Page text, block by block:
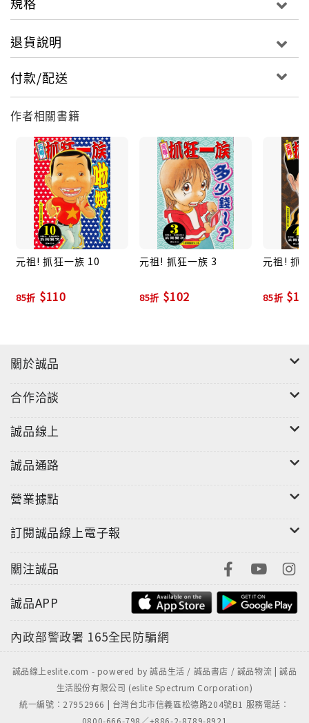
退貨說明
付款/配送
作者相關書籍
元祖! 抓狂一族 10
85折 $110
元祖! 抓狂一族 3
85折 $102
元祖! 抓
85折
關於誠品
合作洽談
誠品線上
誠品通路
營業據點
訂閱誠品線上電子報
關注誠品
誠品APP
內政部警政署 165全民防騙網
誠品線上eslite.com - powered by 誠品生活 / 誠品書店 / 誠品物流 | 誠品
生活股份有限公司 (eslite Spectrum Corporation)
統一編號：27952966 | 台灣台北市信義區松德路204號B1 服務電話：